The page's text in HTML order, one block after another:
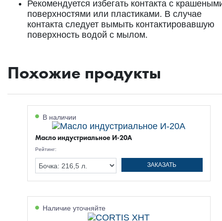
Рекомендуется избегать контакта с
поверхностями или пластиками. В случае
контакта следует вымыть контактировавшую
поверхность водой с мылом.
Похожие продукты
В наличии
Масло индустриальное И-20А
Рейтинг:
ЗАКАЗАТЬ
Наличие уточняйте